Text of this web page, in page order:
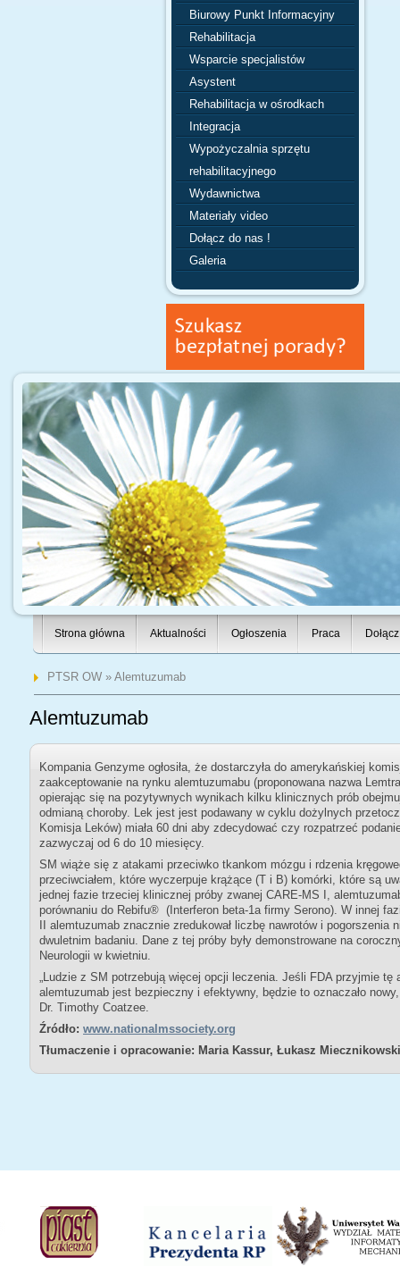
Biurowy Punkt Informacyjny
Rehabilitacja
Wsparcie specjalistów
Asystent
Rehabilitacja w ośrodkach
Integracja
Wypożyczalnia sprzętu
rehabilitacyjnego
Wydawnictwa
Materiały video
Dołącz do nas !
Galeria
Strona główna Aktualności Ogłoszenia Praca
PTSR OW» Alemtuzumab
Alemtuzumab
Kompania Genzyme ogłosiła, że dostarczyła do amerykańskiej
zaakceptowanie na rynku alemtuzumabu (proponowana nazwa
opierając się na pozytywnych wynikach kilku klinicznych prób
odmianą choroby. Lek jest jest podawany w cyklu dożylnych
Komisja Leków) miała 60 dni aby zdecydować czy rozpatrzeć
zazwyczaj od 6 do 10 miesięcy.
SM wiąże się z atakami przeciwko tkankom mózgu i rdzenia
przeciwciałem, które wyczerpuje krążące (T i B) komórki, które są
jednej fazie trzeciej klinicznej próby zwanej CARE-MS I,
porównaniu do Rebifu® (Interferon beta-1a firmy Serono). W innej
II alemtuzumab znacznie zredukował liczbę nawrotów i pogorszenia
dwuletnim badaniu. Dane z tej próby były demonstrowane na
Neurologii w kwietniu.
„Ludzie z SM potrzebują więcej opcji leczenia. Jeśli FDA przyjmie
alemtuzumab jest bezpieczny i efektywny, będzie to oznaczało
Dr. Timothy Coatzee.
Źródło: www.nationalmssociety.org
Tłumaczenie i opracowanie: Maria Kassur, Łukasz